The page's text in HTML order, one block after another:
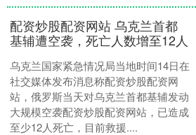
配资炒股配资网站 乌克兰首都
基辅遭空袭，死亡人数增至12人
乌克兰国家紧急情况局当地时间14日在
社交媒体发布消息称配资炒股配资网
站，俄罗斯当天对乌克兰首都基辅发动
大规模空袭配资炒股配资网站，已造成
至少12人死亡，目前救援....